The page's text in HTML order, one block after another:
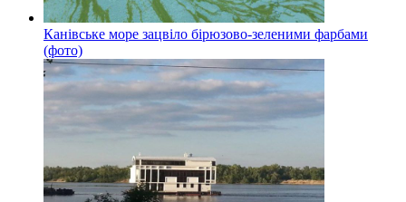
Канівське море зацвіло бірюзово-зеленими фарбами
(фото)